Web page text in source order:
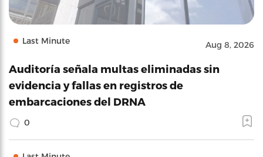
Last Minute Aug 8, 2026
Auditoría señala multas eliminadas sin
evidencia y fallas en registros de
embarcaciones del DRNA
0